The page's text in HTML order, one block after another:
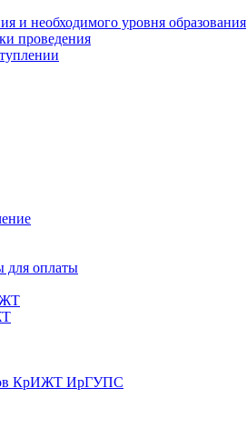
и необходимого уровня образования
проведения
для оплаты
КрИЖТ ИрГУПС